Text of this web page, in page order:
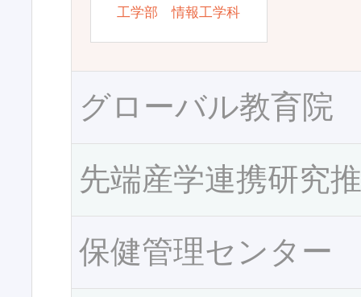
工学部 情報工学科
グローバル教育院
先端産学連携研究
保健管理センター